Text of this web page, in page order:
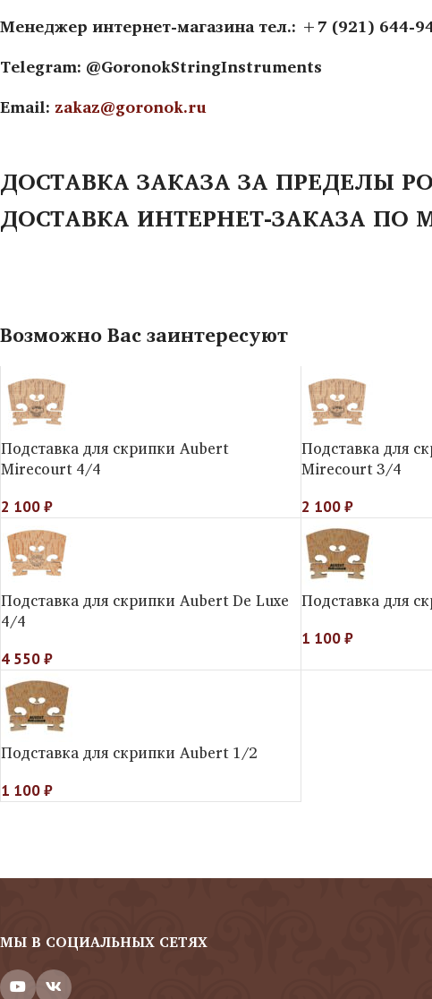
Менеджер интернет-магазина тел.: +7 (921) 644-
Telegram: @GoronokStringInstruments
Email: zakaz@goronok.ru
ДОСТАВКА ЗАКАЗА ЗА ПРЕДЕЛЫ
ДОСТАВКА ИНТЕРНЕТ-ЗАКАЗА ПО
Возможно Вас заинтересуют
Подставка для скрипки Aubert
Mirecourt 4/4
2 100₽
Подставка для
Mirecourt 3/4
2 100₽
Подставка для скрипки Aubert De Luxe
4/4
4 550₽
Подставка для
1 100₽
Подставка для скрипки Aubert 1/2
1 100₽
МЫ В СОЦИАЛЬНЫХ СЕТЯХ